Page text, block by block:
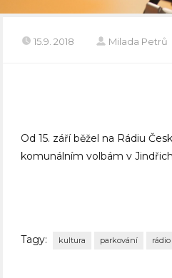
15.9. 2018 Milada Petrů
Od 15. září běžel na Rádiu
komunálním volbám v
Tagy: kultura parkování